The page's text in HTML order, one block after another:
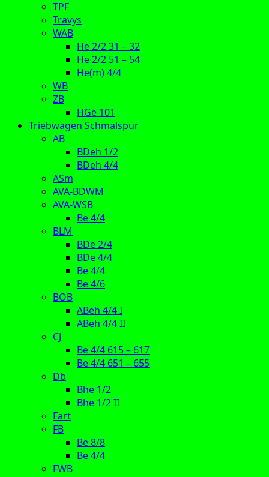
TPF
Travys
WAB
He 2/2 31 – 32
He 2/2 51 – 54
He(m) 4/4
WB
ZB
HGe 101
Triebwagen Schmalspur
AB
BDeh 1/2
BDeh 4/4
ASm
AVA-BDWM
AVA-WSB
Be 4/4
BLM
BDe 2/4
BDe 4/4
Be 4/4
Be 4/6
BOB
ABeh 4/4 I
ABeh 4/4 II
CJ
Be 4/4 615 – 617
Be 4/4 651 – 655
Db
Bhe 1/2
Bhe 1/2 II
Fart
FB
Be 8/8
Be 4/4
FWB